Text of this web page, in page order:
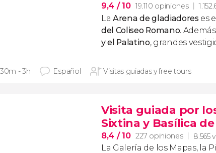
9,4 / 10 19.110 opiniones
LaArena de gladiadoreses
del Coliseo Romano.
y el Palatino, grandes
- 3h Español Visitas guiadas y free tours
Visita guiada por
Sixtina y Basílica
8,4 / 10 227 opiniones 8.565
La Galería de los Mapas, la